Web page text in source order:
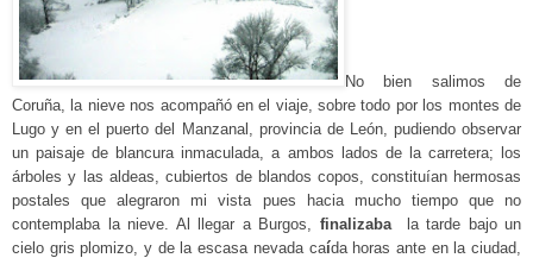
No bien salimos de
Coruña, la nieve nos acompañó enel viaje, sobre todo por los montes de
Lugo y en el puerto del Manzanal, provincia de León, pudiendo observar
un paisaje de blancura inmaculada, a ambos lados de la carretera; los
árboles y las aldeas, cubiertos de blandos copos, constituían hermosas
postales que alegraron mi vista pues hacia mucho tiempo que no
contemplaba la nieve. Al llegar a Burgos, finalizaba
la tarde bajo un
cielo gris plomizo, y de laescasa nevada caída horas ante en la ciudad,